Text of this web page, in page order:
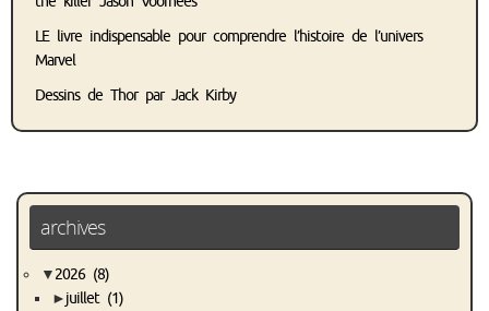
LE livre indispensable pour comprendre l’histoire de l’univers
Marvel
Dessins de Thor par Jack Kirby
archives
▼2026 (8)
►juillet (1)